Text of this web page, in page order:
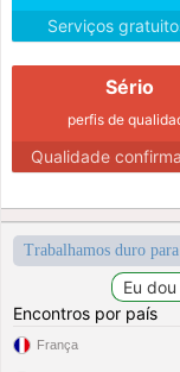
Serviços
Sério
perfis de
Qualidade
Trabalhamos duro
Encontros por país
França